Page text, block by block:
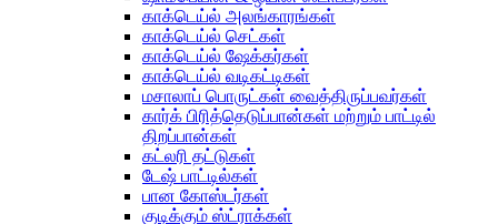
காக்டெய்ல் அலங்காரங்கள்
காக்டெய்ல் செட்கள்
காக்டெய்ல் ஷேக்கர்கள்
காக்டெய்ல் வடிகட்டிகள்
மசாலாப் பொருட்கள் வைத்திருப்பவர்கள்
கார்க் பிரித்தெடுப்பான்கள் மற்றும் பாட்டில்
திறப்பான்கள்
கட்லரி தட்டுகள்
டேஷ் பாட்டில்கள்
பான கோஸ்டர்கள்
குடிக்கும் ஸ்ட்ராக்கள்